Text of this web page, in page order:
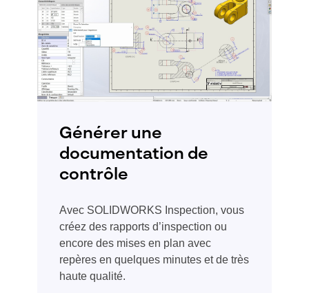
Générer une
documentation de
contrôle
Avec SOLIDWORKS Inspection, vous
créez des rapports d’inspection ou
encore des mises en plan avec
repères en quelques minutes et de très
haute qualité.